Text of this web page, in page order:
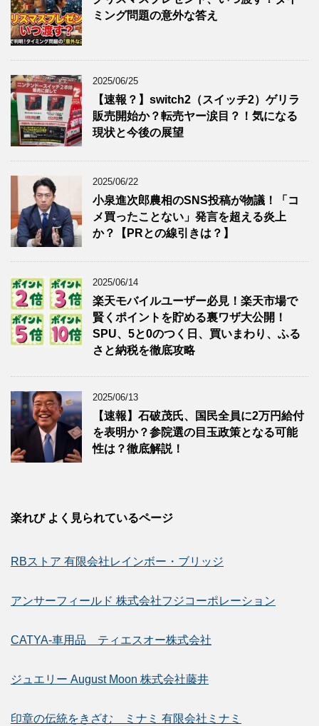
ミング問題の意外な答え
2025/06/25
【速報？】switch2（スイッチ2）ゲリラ
販売開始か？転売ヤー涙目？！気になる
現状と今後の展望
2025/06/22
小泉進次郎農相のSNS投稿が物議！「コ
メ買ったことない」発言を超える炎上
か？【PRとの線引きは？】
2025/06/14
楽天モバイルユーザー必見！楽天市場で
賢くポイントを貯める裏ワザ大公開！
SPU、5と0のつく日、買いまわり、ふる
さと納税を徹底攻略
2025/06/13
【速報】石破茂氏、国民全員に2万円給付
を表明か？参院選の目玉政策となる可能
性は？徹底解説！
楽れび よく見られているページ
RBストア 有限会社レインボー・ブリッジ
アンサーフィールド 株式会社フジコーポレーション
CATYA-車用品 ティエスオー株式会社
ジュエリー August Moon 株式会社藤井
印章の伝統をきざむ ミナミ 有限会社ミナミ